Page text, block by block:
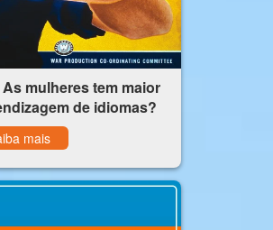
mulheres tem maior
de idiomas?
mais